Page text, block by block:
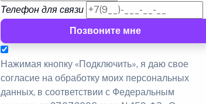
Телефон для связи
Позвоните мне
Нажимая кнопку «Подключить», я даю свое
согласие на обработку моих персональных
данных, в соответствии с Федеральным